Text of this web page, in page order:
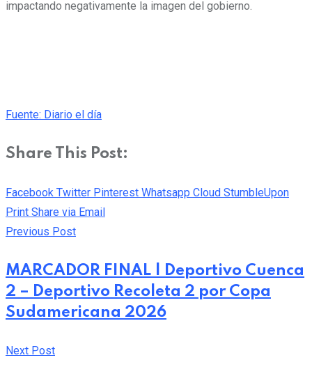
impactando negativamente la imagen del gobierno.
Fuente: Diario el día
Share This Post:
Facebook Twitter Pinterest Whatsapp Cloud StumbleUpon
Print Share via Email
Previous Post
MARCADOR FINAL | Deportivo Cuenca
2 – Deportivo Recoleta 2 por Copa
Sudamericana 2026
Next Post